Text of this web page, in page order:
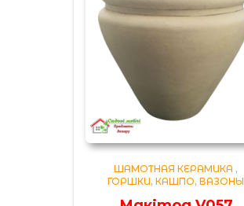
ШАМОТНАЯ КЕРАМИКА ,
ГОРШКИ, КАШПО, ВАЗОНЫ